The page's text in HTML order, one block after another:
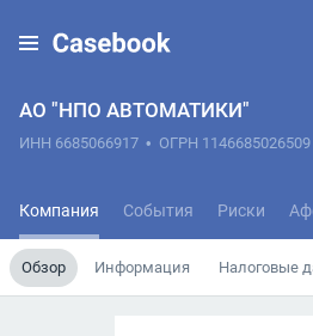
АО "НПО АВТОМАТИКИ"
ИНН 6685066917 • ОГРН 1146685026509
Компания События Риски
Обзор Информация Налоговые